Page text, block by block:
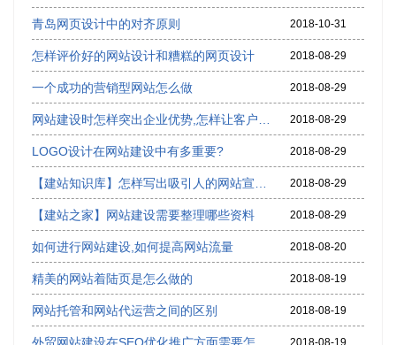
青岛网页设计中的对齐原则 2018-10-31
怎样评价好的网站设计和糟糕的网页设计 2018-08-29
一个成功的营销型网站怎么做 2018-08-29
2018-08-29
LOGO设计在网站建设中有多重要? 2018-08-29
2018-08-29
【建站之家】网站建设需要整理哪些资料 2018-08-29
如何进行网站建设,如何提高网站流量 2018-08-20
精美的网站着陆页是怎么做的 2018-08-19
网站托管和网站代运营之间的区别 2018-08-19
2018-08-19